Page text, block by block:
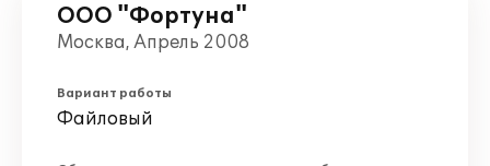
ООО "Фортуна"
Москва, Апрель 2008
Вариант работы
Файловый